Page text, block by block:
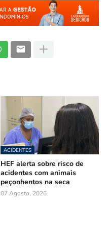
ACIDENTES
HEF alerta sobre risco de
acidentes com animais
peçonhentos na seca
07 Agosto, 2026